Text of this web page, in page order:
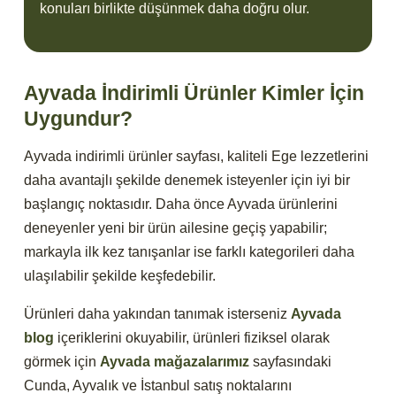
konuları birlikte düşünmek daha doğru olur.
Ayvada İndirimli Ürünler Kimler İçin
Uygundur?
Ayvada indirimli ürünler sayfası, kaliteli Ege lezzetlerini
daha avantajlı şekilde denemek isteyenler için iyi bir
başlangıç noktasıdır. Daha önce Ayvada ürünlerini
deneyenler yeni bir ürün ailesine geçiş yapabilir;
markayla ilk kez tanışanlar ise farklı kategorileri daha
ulaşılabilir şekilde keşfedebilir.
Ürünleri daha yakından tanımak isterseniz Ayvada
blog içeriklerini okuyabilir, ürünleri fiziksel olarak
görmek için Ayvada mağazalarımız sayfasındaki
Cunda, Ayvalık ve İstanbul satış noktalarını